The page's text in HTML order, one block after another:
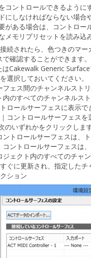
コントロールできるように
にしなければならない場合
がある場合は、コントロー
メモリプリセットを読み込
続されたら、色つきのマー
確認することができます
Cakewalk Generic
選択しておいてください。
ェス間のチャンネルスト
内のすべてのチャンネルス
ロールサーフェスに表示で
コントロールサーフェスを
のいずれかをクリックしま
ントロールサーフェスは、
コントロールサーフェスは
ジェクト内のすべてのチャ
ぐに更新され、指定した
ション